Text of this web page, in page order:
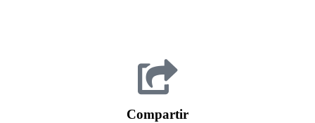
Compartir